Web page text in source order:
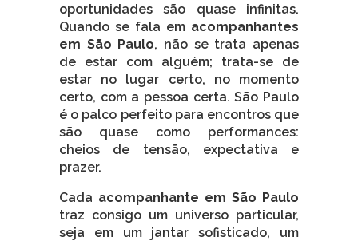
oportunidades são quase infinitas.
Quando se fala em acompanhantes
em São Paulo, não se trata apenas
de estar com alguém; trata-se de
estar no lugar certo, no momento
certo, com a pessoa certa. São Paulo
é o palco perfeito para encontros que
são quase como performances:
cheios de tensão, expectativa e
prazer.
Cada acompanhante em São Paulo
traz consigo um universo particular,
seja em um jantar sofisticado, um